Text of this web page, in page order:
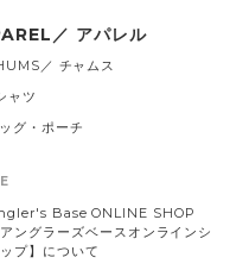
／ アパレル
／ チャムス
ャツ
グ・ポーチ
Base ONLINE SHOP
アングラーズベースオンラインシ
プ】について